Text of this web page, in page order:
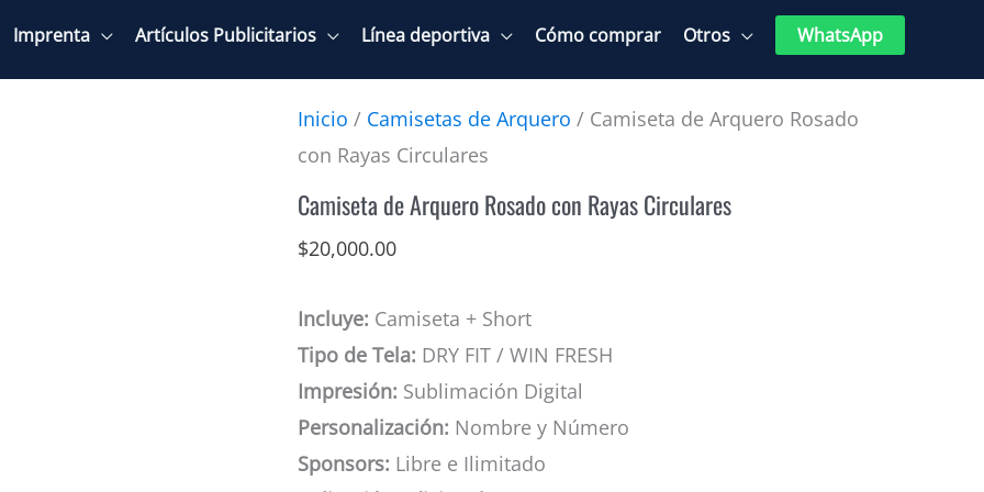
Imprenta Artículos Publicitarios Línea deportiva Cómo comprar Otros WhatsApp
Inicio / Camisetas de Arquero / Camiseta de Arquero Rosado
con Rayas Circulares
Camiseta de Arquero Rosado con Rayas Circulares
$20,000.00
Incluye: Camiseta + Short
Tipo de Tela: DRY FIT / WIN FRESH
Impresión: Sublimación Digital
Personalización: Nombre y Número
Sponsors: Libre e Ilimitado